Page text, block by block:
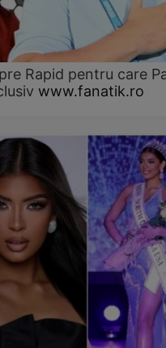
Rapid pentru care
www.fanatik.ro